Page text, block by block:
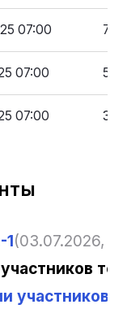
07:00 71
07:00 52
07:00 39
1(03.07.2026,
участников